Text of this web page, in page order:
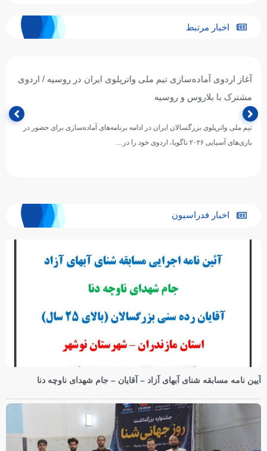
اخبار مرتبط
آغاز اردوی آماده‌سازی تیم ملی واترپلوی ایران در روسیه / اردوی
مشترک با بلاروس و روسیه
تیم ملی واترپلوی بزرگسالان ایران در ادامه برنامه‌های آماده‌سازی برای حضور در
بازی‌های آسیایی ۲۰۲۶ ناگویا، اردوی خود را در…
اخبار فدراسیون
آیین نامه مسابقه شنای آبهای آزاد – آقایان – جام شهدای ناوچه دنا